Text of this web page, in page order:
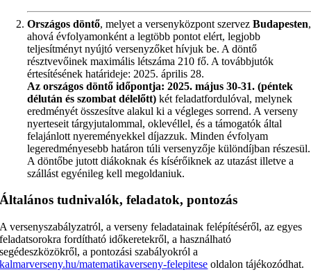
Országos döntő, melyet a versenyközpont szervezBudapesten,
ahová évfolyamonként a legtöbb pontot elért, legjobb
teljesítményt nyújtó versenyzőket hívjuk be. A döntő
résztvevőinek maximális létszáma 210 fő. A továbbjutók
értesítésének határideje: 2025. április 28.
Az országos döntő időpontja: 2025. május 30-31. (péntek
délután és szombat délelőtt)két feladatfordulóval, melynek
eredményét összesítve alakul ki a végleges sorrend. A verseny
nyerteseit tárgyjutalommal, oklevéllel, és a támogatók által
felajánlott nyereményekkel díjazzuk. Minden évfolyam
legeredményesebb határon túli versenyzője különdíjban részesül.
A döntőbe jutott diákoknak és kísérőiknek az utazást illetve a
szállást egyénileg kell megoldaniuk.
Általános tudnivalók, feladatok, pontozás
A versenyszabályzatról, a verseny feladatainak felépítéséről, az egyes
feladatsorokra fordítható időkeretekről, a használható
segédeszközökről, a pontozási szabályokról a
kalmarverseny.hu/matematikaverseny-felepitese oldalon tájékozódhat.